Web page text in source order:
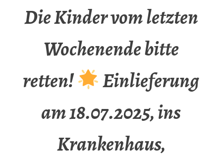
Die Kinder vom letzten
Wochenende bitte
retten!
Einlieferung
am 18.07.2025, ins
Krankenhaus,